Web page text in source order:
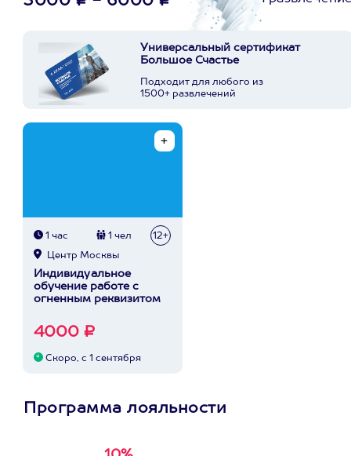
Универсальный сертификат
Большое Счастье
Подходит для любого из
1500+ развлечений
1 час 1 чел 12+
Центр Москвы
Индивидуальное
обучение работе с
огненным реквизитом
4000 ₽
Скоро, с 1 сентября
Программа лояльности